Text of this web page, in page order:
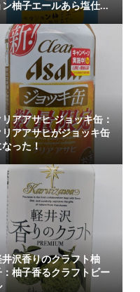
ン柚子エールあら塩仕...
リアアサヒ ジョッキ缶：
リアアサヒがジョッキ缶
なった！
井沢香りのクラフト柚
：柚子香るクラフトビー